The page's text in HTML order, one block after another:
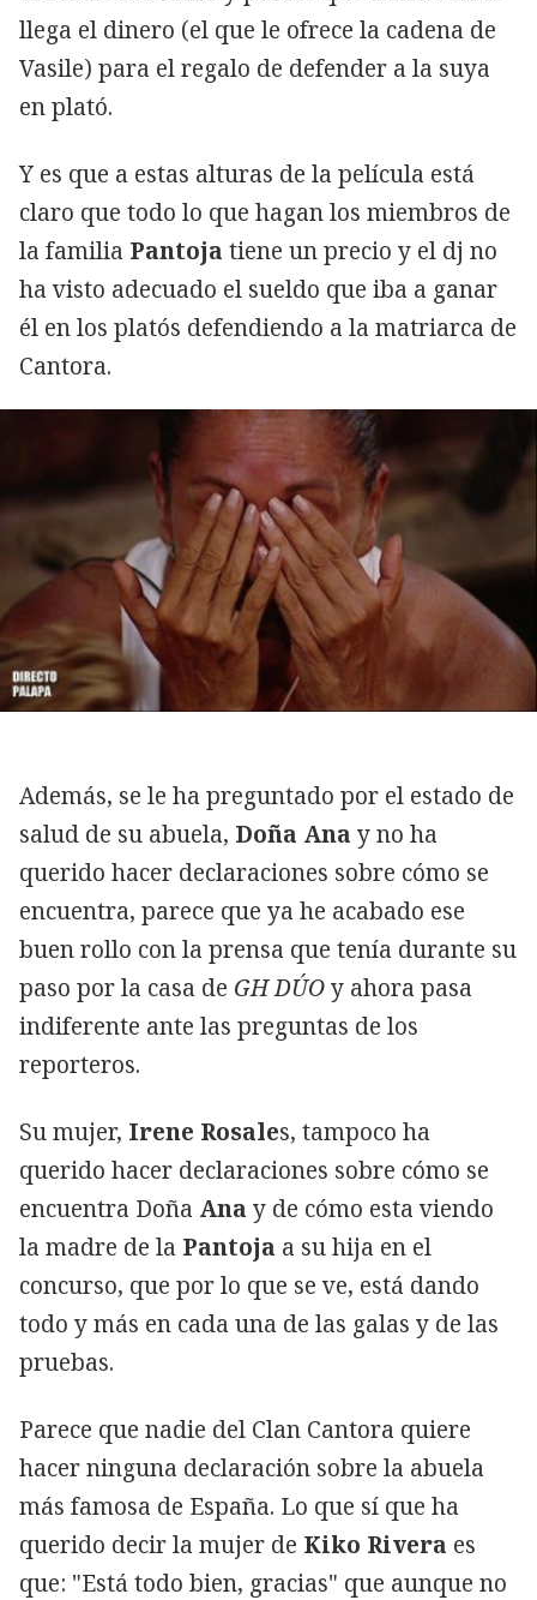
llega el dinero (el que le ofrece la cadena de
Vasile) para el regalo de defender a la suya
en plató.
Y es que a estas alturas de la película está
claro que todo lo que hagan los miembros de
la familia Pantoja tiene un precio y el dj no
ha visto adecuado el sueldo que iba a ganar
él en los platós defendiendo a la matriarca de
Cantora.
Además, se le ha preguntado por el estado de
salud de su abuela, Doña Ana y no ha
querido hacer declaraciones sobre cómo se
encuentra, parece que ya he acabado ese
buen rollo con la prensa que tenía durante su
paso por la casa de GH DÚOy ahora pasa
indiferente ante las preguntas de los
reporteros.
Su mujer, Irene Rosales, tampoco ha
querido hacer declaraciones sobre cómo se
encuentra Doña Ana y de cómo esta viendo
la madre de la Pantoja a su hija en el
concurso, que por lo que se ve, está dando
todo y más en cada una de las galas y de las
pruebas.
Parece que nadie del Clan Cantora quiere
hacer ninguna declaración sobre la abuela
más famosa de España. Lo que sí que ha
querido decir la mujer de Kiko Rivera es
que: "Está todo bien, gracias" que aunque no